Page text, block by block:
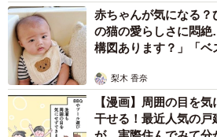
赤ちゃんが気になる？
の猫の愛らしさに悶
構図あります？」「ベ
梨木 香奈
【漫画】周囲の目を
干せる！最近人気の